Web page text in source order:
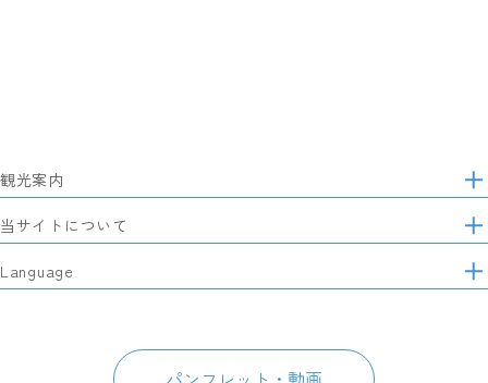
サ
イ
ト
マ
ッ
プ
観光案内
特集
モデルコース
当サイトについて
静岡県観光協会について
パンフレット・動画
Language